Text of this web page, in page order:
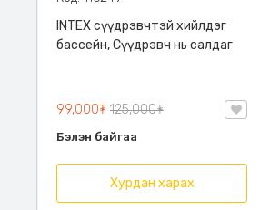
INTEX сүүдрэвчтэй хийлдэг
бассейн, Сүүдрэвч нь салдаг
99,000₮ 125,000₮
Бэлэн байгаа
Хурдан харах